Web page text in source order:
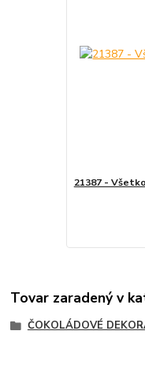
21387 -
Tovar zaradený v
ČOKOLÁDOVÉ